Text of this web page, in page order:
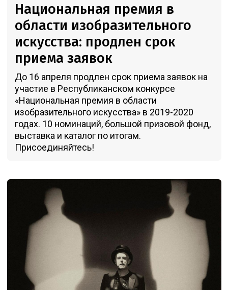
Национальная премия в
области изобразительного
искусства: продлен срок
приема заявок
До 16 апреля продлен срок приема заявок на
участие в Республиканском конкурсе
«Национальная премия в области
изобразительного искусства» в 2019-2020
годах. 10 номинаций, большой призовой фонд,
выставка и каталог по итогам.
Присоединяйтесь!